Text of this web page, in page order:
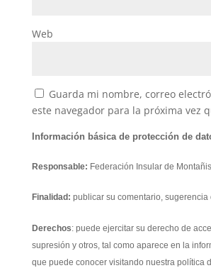
Web
Guarda mi nombre, correo
este navegador para la próxima vez
Información básica de protección de
Responsable: Federación Insular de
Finalidad: publicar su comentario, sugerencia
Derechos: puede ejercitar su derecho de
supresión y otros, tal como aparece en la
que puede conocer visitando nuestra política